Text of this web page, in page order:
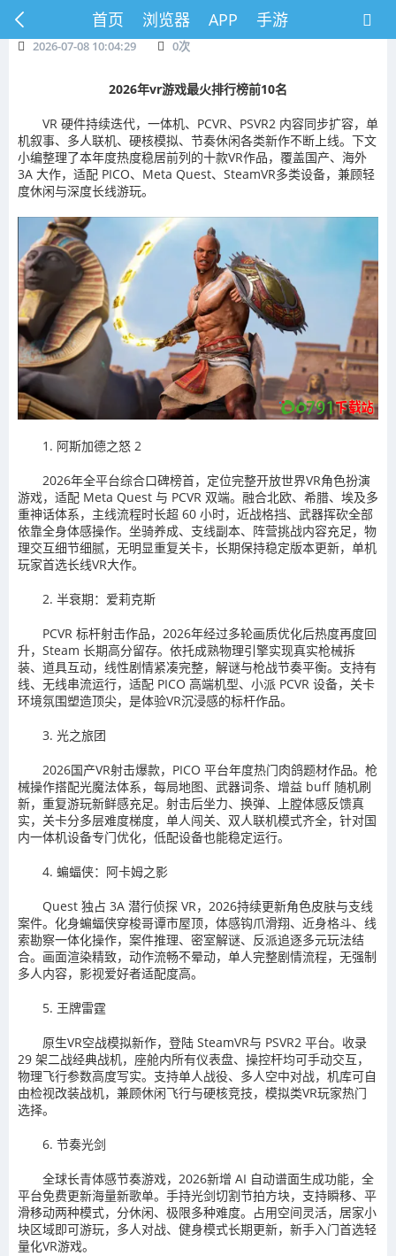
首页 浏览器 APP 手游
2026-07-08 10:04:29 0次
2026年vr游戏最火排行榜前10名
VR 硬件持续迭代，一体机、PCVR、PSVR2 内容同步扩容，单
机叙事、多人联机、硬核模拟、节奏休闲各类新作不断上线。下文
小编整理了本年度热度稳居前列的十款VR作品，覆盖国产、海外
3A 大作，适配 PICO、Meta Quest、SteamVR多类设备，兼顾轻
度休闲与深度长线游玩。
1. 阿斯加德之怒 2
2026年全平台综合口碑榜首，定位完整开放世界VR角色扮演
游戏，适配 Meta Quest 与 PCVR 双端。融合北欧、希腊、埃及多
重神话体系，主线流程时长超 60 小时，近战格挡、武器挥砍全部
依靠全身体感操作。坐骑养成、支线副本、阵营挑战内容充足，物
理交互细节细腻，无明显重复关卡，长期保持稳定版本更新，单机
玩家首选长线VR大作。
2. 半衰期：爱莉克斯
PCVR 标杆射击作品，2026年经过多轮画质优化后热度再度回
升，Steam 长期高分留存。依托成熟物理引擎实现真实枪械拆
装、道具互动，线性剧情紧凑完整，解谜与枪战节奏平衡。支持有
线、无线串流运行，适配 PICO 高端机型、小派 PCVR 设备，关卡
环境氛围塑造顶尖，是体验VR沉浸感的标杆作品。
3. 光之旅团
2026国产VR射击爆款，PICO 平台年度热门肉鸽题材作品。枪
械操作搭配光魔法体系，每局地图、武器词条、增益 buff 随机刷
新，重复游玩新鲜感充足。射击后坐力、换弹、上膛体感反馈真
实，关卡分多层难度梯度，单人闯关、双人联机模式齐全，针对国
内一体机设备专门优化，低配设备也能稳定运行。
4. 蝙蝠侠：阿卡姆之影
Quest 独占 3A 潜行侦探 VR，2026持续更新角色皮肤与支线
案件。化身蝙蝠侠穿梭哥谭市屋顶，体感钩爪滑翔、近身格斗、线
索勘察一体化操作，案件推理、密室解谜、反派追逐多元玩法结
合。画面渲染精致，动作流畅不晕动，单人完整剧情流程，无强制
多人内容，影视爱好者适配度高。
5. 王牌雷霆
原生VR空战模拟新作，登陆 SteamVR与 PSVR2 平台。收录
29 架二战经典战机，座舱内所有仪表盘、操控杆均可手动交互，
物理飞行参数高度写实。支持单人战役、多人空中对战，机库可自
由检视改装战机，兼顾休闲飞行与硬核竞技，模拟类VR玩家热门
选择。
6. 节奏光剑
全球长青体感节奏游戏，2026新增 AI 自动谱面生成功能，全
平台免费更新海量新歌单。手持光剑切割节拍方块，支持瞬移、平
滑移动两种模式，分休闲、极限多种难度。占用空间灵活，居家小
块区域即可游玩，多人对战、健身模式长期更新，新手入门首选轻
量化VR游戏。